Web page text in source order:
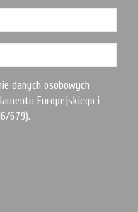
danych osobowych
Europejskiego i
679).